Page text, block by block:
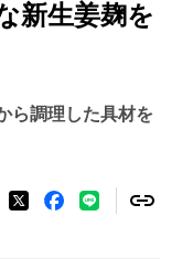
新生姜麹を
ら調理した具材を